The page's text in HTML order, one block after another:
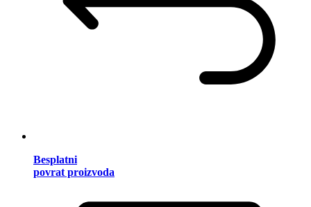
Besplatni
povrat proizvoda